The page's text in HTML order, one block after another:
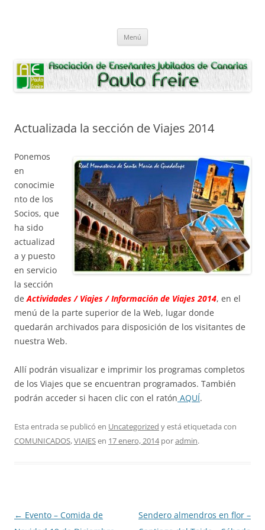
Paulo Freire
Menú
Actualizada la sección de Viajes 2014
Ponemos
en
conocimie
nto de los
Socios, que
ha sido
actualizad
a y puesto
en servicio
la sección
deActividades / Viajes / Información de Viajes 2014, en el
menú de la parte superior de la Web, lugar donde
quedarán archivados para disposición de los visitantes de
nuestra Web.
Allí podrán visualizar e imprimir los programas completos
de los Viajes que se encuentran programados. También
podrán acceder si hacen clic con el ratón AQUÍ.
Esta entrada se publicó en Uncategorized y está etiquetada con
COMUNICADOS,VIAJESen 17 enero, 2014poradmin.
Navegación
← Evento – Comida de
Sendero almendros en flor –